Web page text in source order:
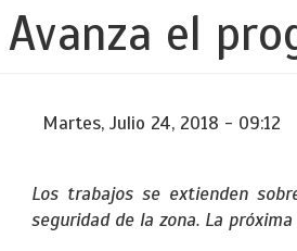
usted
Avanza el
Martes, Julio 24, 2018 - 09:12
Los trabajos se extienden
seguridad de la zona. La